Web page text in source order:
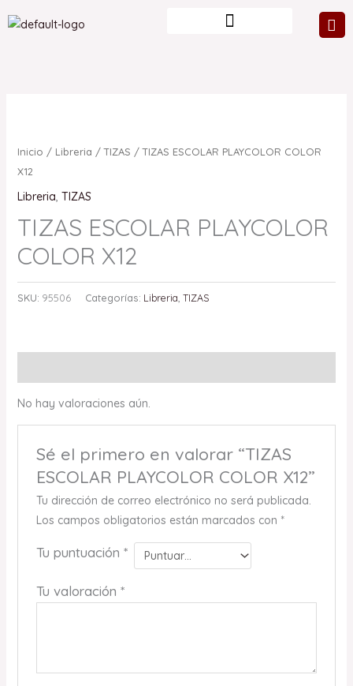
al
Inicio / Libreria /TIZAS / TIZAS ESCOLAR PLAYCOLOR COLOR
X12
Libreria, TIZAS
TIZAS ESCOLAR PLAYCOLOR
COLOR X12
SKU: 95506 Categorías: Libreria TIZAS
No hay valoraciones aún.
Sé el primero en valorar “TIZAS
ESCOLAR PLAYCOLOR COLOR X12”
Tu dirección de correo electrónico no será publicada.
Los campos obligatorios están marcados con *
Tu puntuación *
Tu valoración *